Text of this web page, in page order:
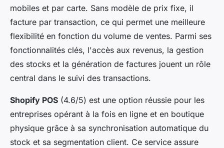
mobiles et par carte. Sans modèle de prix fixe, il
facture par transaction, ce qui permet une meilleure
flexibilité en fonction du volume de ventes. Parmi ses
fonctionnalités clés, l'accès aux revenus, la gestion
des stocks et la génération de factures jouent un rôle
central dans le suivi des transactions.
Shopify POS (4.6/5) est une option réussie pour les
entreprises opérant à la fois en ligne et en boutique
physique grâce à sa synchronisation automatique du
stock et sa segmentation client. Ce service assure